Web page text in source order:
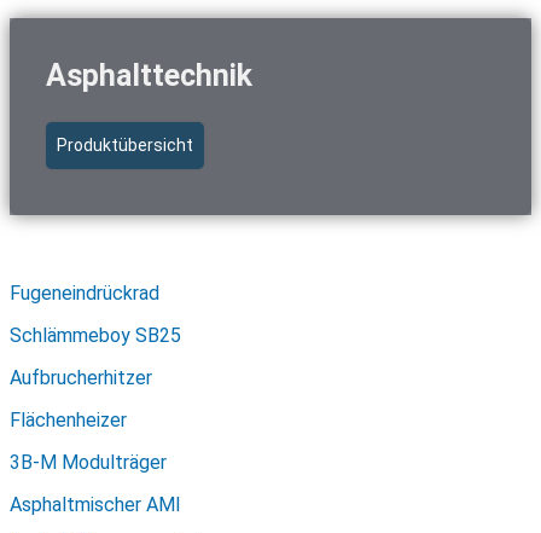
Asphalttechnik
Produktübersicht
Fugeneindrückrad
Schlämmeboy SB25
Aufbrucherhitzer
Flächenheizer
3B-M Modulträger
Asphaltmischer AMI